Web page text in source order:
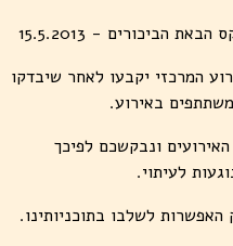
- 15.5.2013
המרכזי יקבעו לאחר שיבדקו
באירוע.
ונבקשכם לפיכך
לעיתוי.
לשלבו בתוכניותינו.